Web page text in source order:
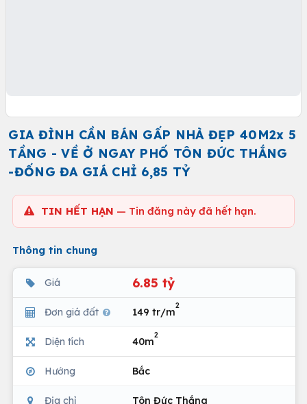
GIA ĐÌNH CẦN BÁN GẤP NHÀ ĐẸP 40M2x 5
TẦNG - VỀ Ở NGAY PHỐ TÔN ĐỨC THẮNG
-ĐỐNG ĐA GIÁ CHỈ 6,85 TỶ
TIN HẾT HẠN — Tin đăng này đã hết hạn.
Thông tin chung
Giá 6.85 tỷ
Đơn giá đất 149 tr/m
2
Diện tích 40m
2
Hướng Bắc
Địa chỉ Tôn Đức Thắng